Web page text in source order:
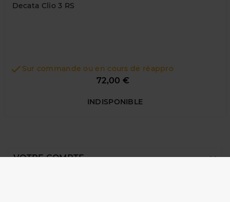
Decata Clio 3 RS
 Sur commande ou en cours de réappro
72,00 €
INDISPONIBLE
VOTRE COMPTE 